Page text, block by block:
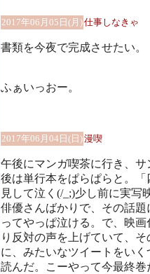
2017年06月05日(月)仕事しなきゃ
書類を今夜で完成させたい。
ふぁいっおー。
2017年06月04日(日)漫喫
午後にマンガ喫茶に行き、
後は単行本をぱらぱらと。
見して泣く(/_;)少し前に実写
俳優さんばかりで、その話
ってやっぱ泣ける。で、映
り反対の声を上げていて、
に、みたいなツイートをい
読んだ。こーやって今最終